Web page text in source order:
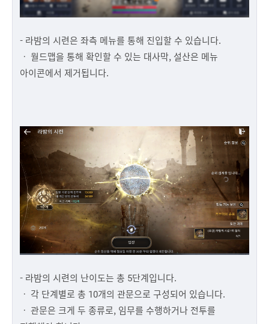
- 라밤의 시련은 좌측 메뉴를 통해 진입할 수 있습니다.
ㆍ 월드맵을 통해 확인할 수 있는 대사막, 설산은 메뉴
아이콘에서 제거됩니다.
- 라밤의 시련의 난이도는 총 5단계입니다.
ㆍ 각 단계별로 총 10개의 관문으로 구성되어 있습니다.
ㆍ 관문은 크게 두 종류로, 임무를 수행하거나 전투를